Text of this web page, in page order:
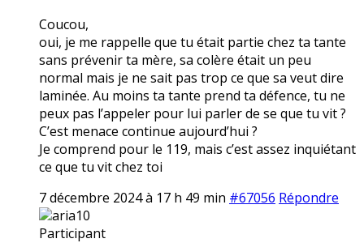
Coucou,
oui, je me rappelle que tu était partie chez ta tante
sans prévenir ta mère, sa colère était un peu
normal mais je ne sait pas trop ce que sa veut dire
laminée. Au moins ta tante prend ta défence, tu ne
peux pas l’appeler pour lui parler de se que tu vit ?
C’est menace continue aujourd’hui ?
Je comprend pour le 119, mais c’est assez inquiétant
ce que tu vit chez toi
7 décembre 2024 à 17 h 49 min #67056 Répondre
aria10
Participant